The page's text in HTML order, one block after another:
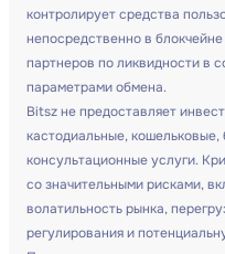
контролирует средства
непосредственно в
партнеров по ликвидности в
параметрами обмена.
Bitsz не предоставляет
кастодиальные,
консультационные услуги.
со значительными рисками,
волатильность рынка,
регулирования и